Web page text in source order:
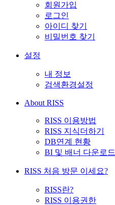
회원가입
로그인
아이디 찾기
비밀번호 찾기
설정
내 정보
검색환경설정
About RISS
RISS 이용방법
RISS 지식더하기
DB연계 현황
BI 및 배너 다운로드
RISS 처음 방문 이세요?
RISS란?
RISS 이용권한